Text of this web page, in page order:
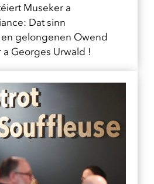
Museker a
Dat sinn
gelongenen Owend
a Georges Urwald !